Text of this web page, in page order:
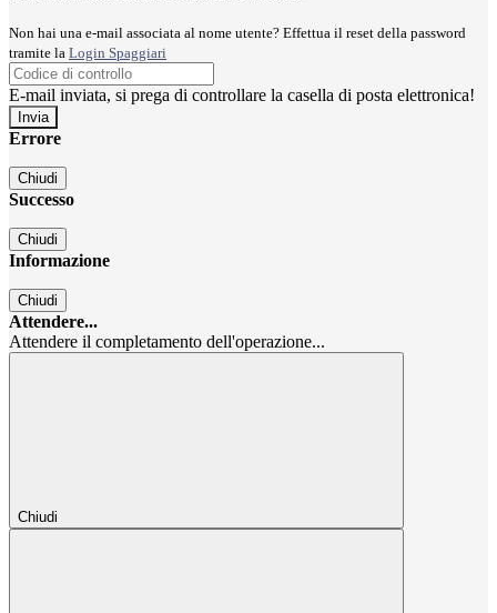
Non hai una e-mail associata al nome utente? Effettua il reset della password
tramite la Login Spaggiari
E-mail inviata, si prega di controllare la casella di posta elettronica!
Errore
Chiudi
Successo
Chiudi
Informazione
Chiudi
Attendere...
Attendere il completamento dell'operazione...
Chiudi